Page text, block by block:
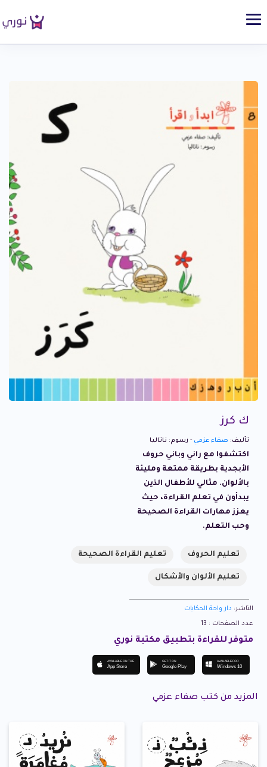
ك كرز
تأليف: صفاء عزمي - رسوم: ناتاليا
اكتشفوا مع راني وباني حروف
الأبجدية بطريقة ممتعة ومليئة
بالألوان. مثالي للأطفال الذين
يبدأون في تعلم القراءة، حيث
يعزز مهارات القراءة الصحيحة
وحب التعلم.
تعليم الحروف تعليم القراءة الصحيحة
تعليم الألوان والأشكال
الناشر: دار واحة الحكايات
عدد الصفحات : 13
متوفر للقراءة بتطبيق مكتبة نوري
AVAILABLE ON THE
App Store
GET IT ON
Google Play
AVAILABLE FOR
Windows 10
المزيد من كتب صفاء عزمي